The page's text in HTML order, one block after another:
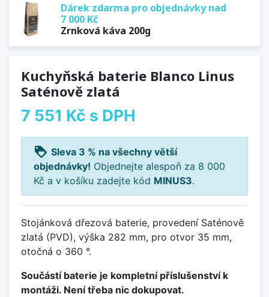
Dárek zdarma pro objednávky nad
7 000 Kč
Zrnková káva 200g
Kuchyňská baterie Blanco Linus
Saténově zlatá
7 551 Kč s DPH
loyalty Sleva 3 % na všechny větší
objednávky! Objednejte alespoň za 8 000
Kč a v košíku zadejte kód MINUS3.
Stojánková dřezová baterie, provedení Saténově
zlatá (PVD), výška 282 mm, pro otvor 35 mm,
otočná o 360 °.
Součástí baterie je kompletní příslušenství k
montáži. Není třeba nic dokupovat.